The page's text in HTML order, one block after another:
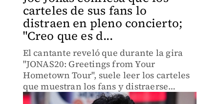
carteles de sus fans lo
distraen en pleno concierto;
"Creo que es d...
El cantante reveló que durante la gira
"JONAS20: Greetings from Your
Hometown Tour", suele leer los carteles
que muestran los fans y distraerse
fácilmente.